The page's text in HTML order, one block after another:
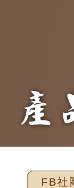
FB社